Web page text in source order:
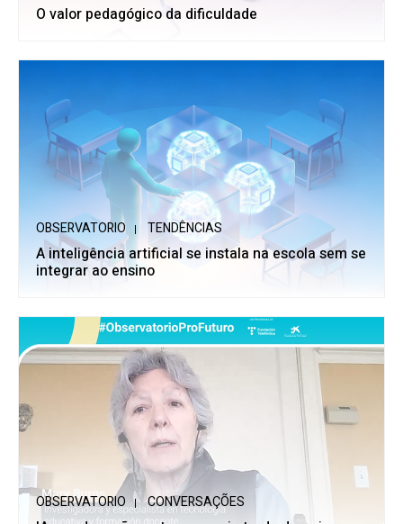
O valor pedagógico da dificuldade
OBSERVATORIO TENDÊNCIAS
A inteligência artificial se instala na escola sem se
integrar ao ensino
OBSERVATORIO CONVERSAÇÕES